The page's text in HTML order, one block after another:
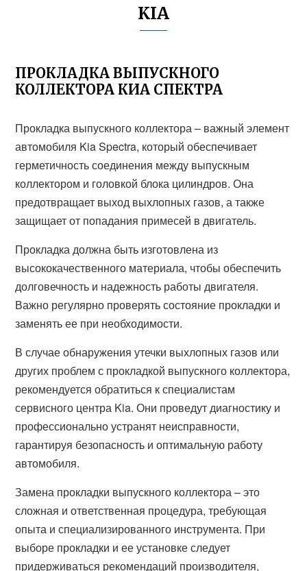
KIA
ПРОКЛАДКА ВЫПУСКНОГО
КОЛЛЕКТОРА КИА СПЕКТРА
Прокладка выпускного коллектора – важный элемент
автомобиля Kia Spectra, который обеспечивает
герметичность соединения между выпускным
коллектором и головкой блока цилиндров. Она
предотвращает выход выхлопных газов, а также
защищает от попадания примесей в двигатель.
Прокладка должна быть изготовлена из
высококачественного материала, чтобы обеспечить
долговечность и надежность работы двигателя.
Важно регулярно проверять состояние прокладки и
заменять ее при необходимости.
В случае обнаружения утечки выхлопных газов или
других проблем с прокладкой выпускного коллектора,
рекомендуется обратиться к специалистам
сервисного центра Kia. Они проведут диагностику и
профессионально устранят неисправности,
гарантируя безопасность и оптимальную работу
автомобиля.
Замена прокладки выпускного коллектора – это
сложная и ответственная процедура, требующая
опыта и специализированного инструмента. При
выборе прокладки и ее установке следует
придерживаться рекомендаций производителя,